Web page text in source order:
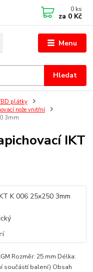
Menu
Hledat
0 ks
za 0 Kč
plátky
nože vnitřní
3mm
IKT
Rozměr: 25 mm Délka:
součástí balení) Obsah